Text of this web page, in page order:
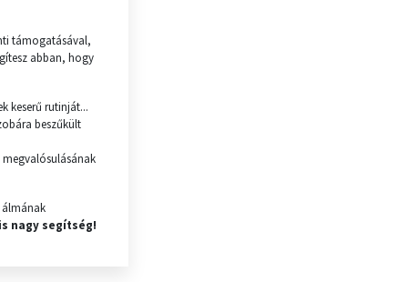
támogatásával,
abban, hogy
keserű rutinját...
beszűkült
álmának
nagy segítség!